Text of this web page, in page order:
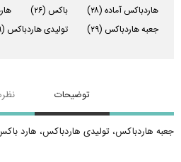
هاردباکس آماده (۲۸) باکس (۲۶)
جعبه هاردباکس (۲۹) تولیدی هاردباکس
توضیحات
جعبه هاردباکس، تولیدی هاردباکس، هارد